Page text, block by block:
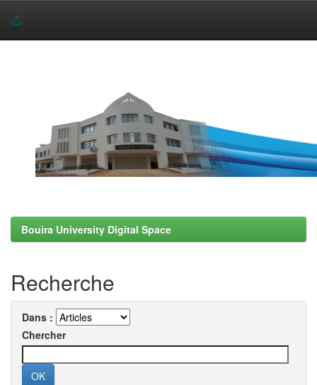
Bouira University Digital Space
Recherche
Dans :
Chercher